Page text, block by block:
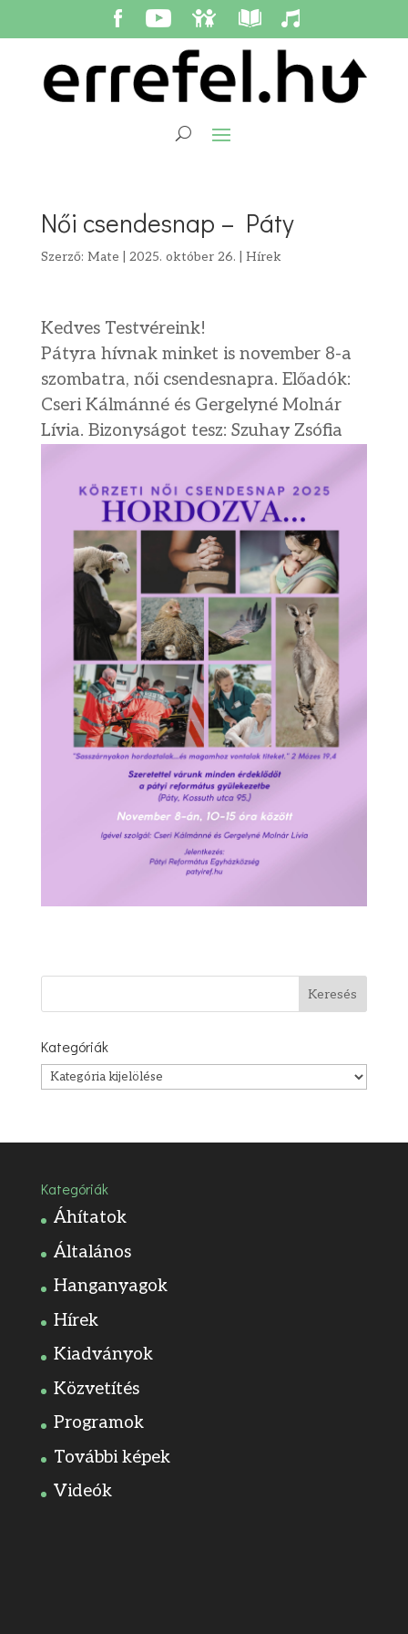
Női csendesnap – Páty
Szerző: Mate 2025. október 26. Hírek
Kedves Testvéreink!
Pátyra hívnak minket is november 8-a
szombatra, női csendesnapra. Előadók:
Cseri Kálmánné és Gergelyné Molnár
Lívia. Bizonyságot tesz: Szuhay Zsófia
Kategóriák
Kategóriák
Kategóriák
Áhítatok
Általános
Hanganyagok
Hírek
Kiadványok
Közvetítés
Programok
További képek
Videók